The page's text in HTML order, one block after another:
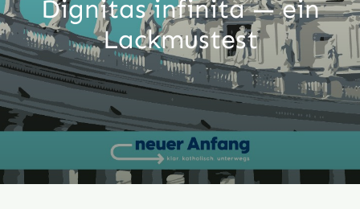
Aktion
Veröffentlichungen
Dignitas infinita — ein
Lackmustest